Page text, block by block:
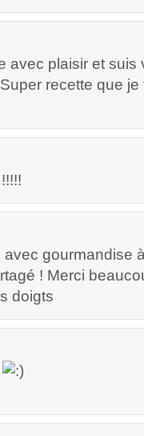
avec plaisir et suis
recette que
avec gourmandise
! Merci
doigts